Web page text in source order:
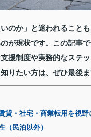
のか」と迷われること
が現状です。この記事
援制度や実務的なステ
りたい方は、ぜひ最後ま
貸・社宅・商業転用を視野
（民泊以外）